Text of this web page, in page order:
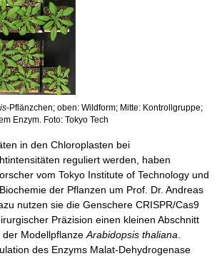
-Pflänzchen; oben: Wildform; Mitte: Kontrollgruppe;
Enzym. Foto: Tokyo Tech
in den Chloroplasten bei
reguliert werden, haben
vom Tokyo Institute of Technology und
der Pflanzen um Prof. Dr. Andreas
nutzen sie die Genschere CRISPR/Cas9
Präzision einen kleinen Abschnitt
Modellpflanze Arabidopsis thaliana
des Enzyms Malat-Dehydrogenase